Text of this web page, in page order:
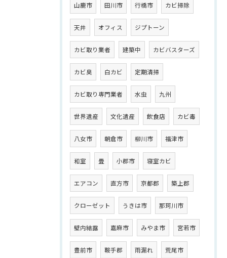
山鹿市 田川市 行橋市 カビ掃除
天井 オフィス ジプトーン
カビ取り業者 建築中 カビバスターズ
カビ臭 白カビ 定期清掃
カビ取り専門業者 水虫 九州
世界遺産 文化遺産 飲食店 カビ毒
八女市 朝倉市 柳川市 福津市
和室 畳 小郡市 寝室カビ
エアコン 直方市 京都郡 築上郡
クローゼット うきは市 那珂川市
壁内結露 嘉麻市 みやま市 宮若市
豊前市 鞍手郡 雨漏れ 荒尾市